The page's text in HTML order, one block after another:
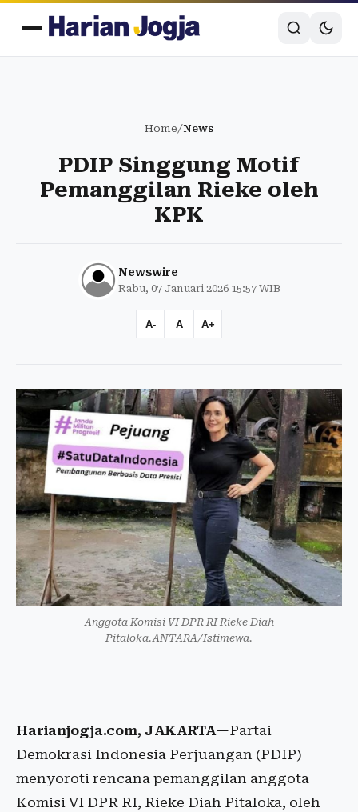
Home/News
PDIP Singgung Motif
Pemanggilan Rieke oleh
KPK
Newswire
Rabu, 07 Januari 2026 15:57 WIB
A- A A+
Anggota Komisi VI DPR RI Rieke Diah
Pitaloka.ANTARA/Istimewa.
Harianjogja.com, JAKARTA—Partai
Demokrasi Indonesia Perjuangan (PDIP)
menyoroti rencana pemanggilan anggota
Komisi VI DPR RI, Rieke Diah Pitaloka, oleh